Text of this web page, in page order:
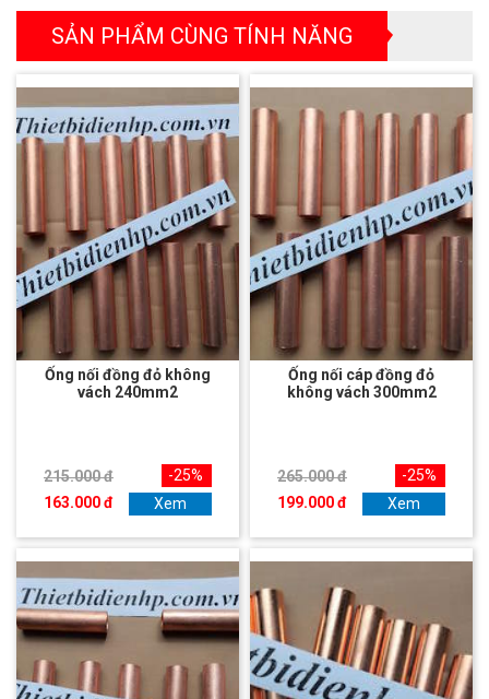
SẢN PHẨM CÙNG TÍNH NĂNG
Ống nối đồng đỏ không
vách 240mm2
215.000 đ
163.000 đ
-25%
Xem
Ống nối cáp đồng đỏ
không vách 300mm2
265.000 đ
199.000 đ
-25%
Xem